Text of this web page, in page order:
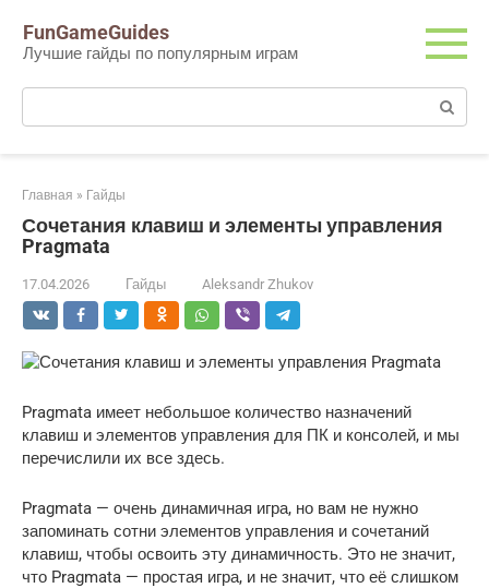
контенту
FunGameGuides
Лучшие гайды по популярным играм
Поиск:
Главная » Гайды
Сочетания клавиш и элементы управления
Pragmata
17.04.2026 Гайды Aleksandr Zhukov
Pragmata имеет небольшое количество назначений
клавиш и элементов управления для ПК и консолей, и мы
перечислили их все здесь.
Pragmata — очень динамичная игра, но вам не нужно
запоминать сотни элементов управления и сочетаний
клавиш, чтобы освоить эту динамичность. Это не значит,
что Pragmata — простая игра, и не значит, что её слишком